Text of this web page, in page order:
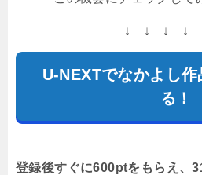
↓ ↓ ↓ ↓
U-NEXTでなかよし
る！
登録後すぐに600ptをもらえ、